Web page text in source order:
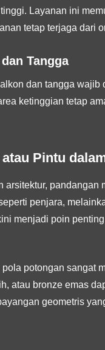
Layanan ini
tetap terjaga dari
Tangga
dan tangga
ketinggian tetap
Pintu
arsitektur,
penjara,
menjadi poin
potongan sangat
atau bronze emas
geometris